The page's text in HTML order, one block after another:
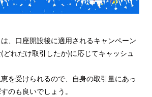
、口座開設後に適用されるキャンペーン
れだけ取引したか)に応じてキャッシュ
を受けられるので、自身の取引量にあっ
のも良いでしょう。